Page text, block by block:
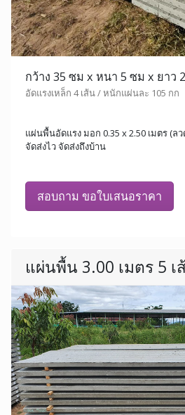
กว้าง 35 ซม x หนา 5 ซม x ยาว
อัดแรงเหล็ก 4 เส้น / หนักแผ่นละ 105 กก
แผ่นพื้นอัดแรง มอก 0.35 x 2.50 เมตร (ล
จัดส่งไว จัดส่งถึงบ้าน
สอบถาม ขอใบเสนอราคา
แผ่นพื้น 3.00 เมตร 5 เ